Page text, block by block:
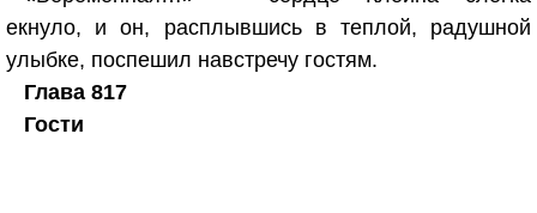
екнуло, и он, расплывшись в теплой, радушной
улыбке, поспешил навстречу гостям.
Глава 817
Гости